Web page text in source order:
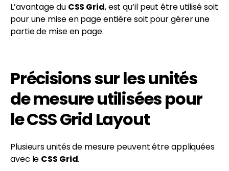
L’avantage du CSS Grid, est qu’il peut être utilisé soit
pour une mise en page entière soit pour gérer une
partie de mise en page.
Précisions sur les unités
de mesure utilisées pour
le CSS Grid Layout
Plusieurs unités de mesure peuvent être appliquées
avec le CSS Grid.